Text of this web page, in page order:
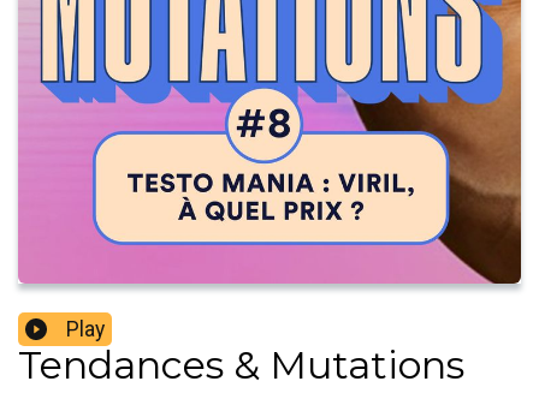
Play
Tendances & Mutations